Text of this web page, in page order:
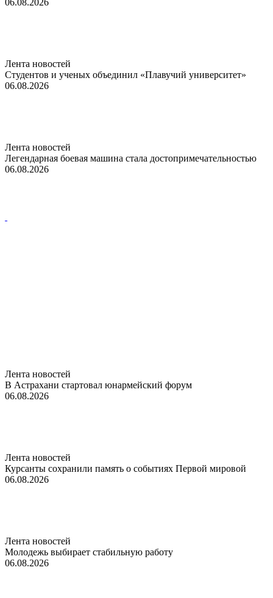
Лента новостей
Студентов и ученых объединил «Плавучий университет»
06.08.2026
Лента новостей
Легендарная боевая машина стала достопримечательностью
06.08.2026
Лента новостей
В Астрахани стартовал юнармейский форум
06.08.2026
Лента новостей
Курсанты сохранили память о событиях Первой мировой
06.08.2026
Лента новостей
Молодежь выбирает стабильную работу
06.08.2026